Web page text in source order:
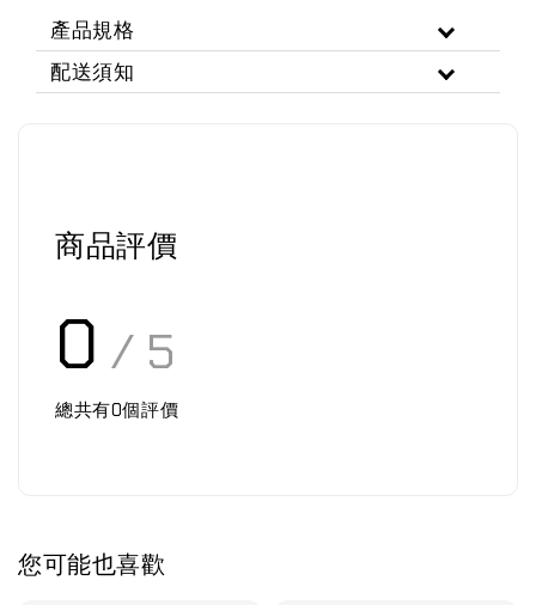
產品規格
配送須知
商品評價
0 / 5
總共有0個評價
您可能也喜歡